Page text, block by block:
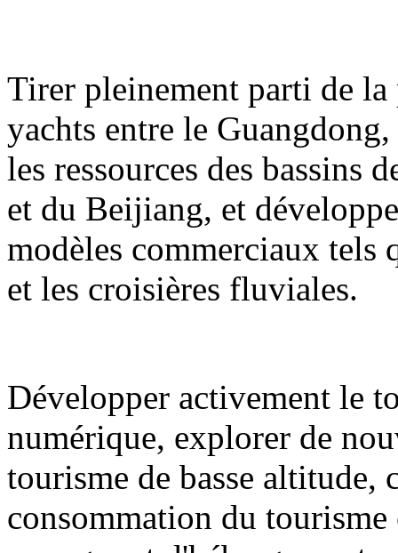
Tirer pleinement parti de
yachts entre le
les ressources des bassins
et du Beijiang, et
modèles commerciaux tels
et les croisières fluviales.
Développer activement le
numérique, explorer de
tourisme de basse altitude,
consommation du